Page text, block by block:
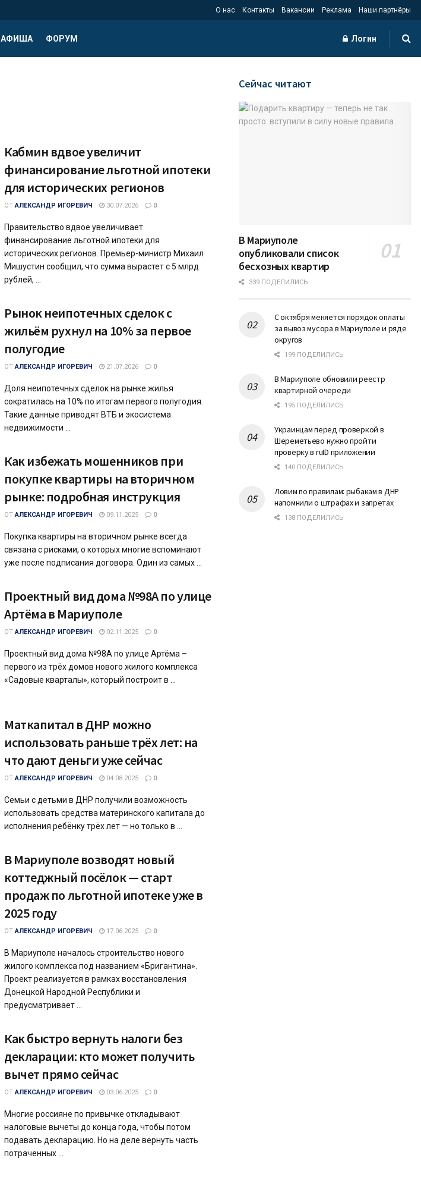
О нас Контакты Вакансии Реклама Наши партнёры
АФИША ФОРУМ Логин
Кабмин вдвое увеличит
финансирование льготной ипотеки
для исторических регионов
ОТ АЛЕКСАНДР ИГОРЕВИЧ 30.07.2026 0
Правительство вдвое увеличивает
финансирование льготной ипотеки для
исторических регионов. Премьер-министр Михаил
Мишустин сообщил, что сумма вырастет с 5 млрд
рублей, ...
Рынок неипотечных сделок с
жильём рухнул на 10% за первое
полугодие
ОТ АЛЕКСАНДР ИГОРЕВИЧ 21.07.2026 0
Доля неипотечных сделок на рынке жилья
сократилась на 10% по итогам первого полугодия.
Такие данные приводят ВТБ и экосистема
недвижимости ...
Как избежать мошенников при
покупке квартиры на вторичном
рынке: подробная инструкция
ОТ АЛЕКСАНДР ИГОРЕВИЧ 09.11.2025 0
Покупка квартиры на вторичном рынке всегда
связана с рисками, о которых многие вспоминают
уже после подписания договора. Один из самых ...
Проектный вид дома №98А по улице
Артёма в Мариуполе
ОТ АЛЕКСАНДР ИГОРЕВИЧ 02.11.2025 0
Проектный вид дома №98А по улице Артёма –
первого из трёх домов нового жилого комплекса
«Садовые кварталы», который построит в ...
Маткапитал в ДНР можно
использовать раньше трёх лет: на
что дают деньги уже сейчас
ОТ АЛЕКСАНДР ИГОРЕВИЧ 04.08.2025 0
Семьи с детьми в ДНР получили возможность
использовать средства материнского капитала до
исполнения ребёнку трёх лет — но только в ...
В Мариуполе возводят новый
коттеджный посёлок — старт
продаж по льготной ипотеке уже в
2025 году
ОТ АЛЕКСАНДР ИГОРЕВИЧ 17.06.2025 0
В Мариуполе началось строительство нового
жилого комплекса под названием «Бригантина».
Проект реализуется в рамках восстановления
Донецкой Народной Республики и
предусматривает ...
Как быстро вернуть налоги без
декларации: кто может получить
вычет прямо сейчас
ОТ АЛЕКСАНДР ИГОРЕВИЧ 03.06.2025 0
Многие россияне по привычке откладывают
налоговые вычеты до конца года, чтобы потом
подавать декларацию. Но на деле вернуть часть
потраченных ...
Сейчас читают
В Мариуполе
опубликовали список
бесхозных квартир
339 ПОДЕЛИЛИСЬ
С октября меняется порядок оплаты
за вывоз мусора в Мариуполе и ряде
округов
199 ПОДЕЛИЛИСЬ
В Мариуполе обновили реестр
квартирной очереди
195 ПОДЕЛИЛИСЬ
Украинцам перед проверкой в
Шереметьево нужно пройти
проверку в ruID приложении
140 ПОДЕЛИЛИСЬ
Ловим по правилам: рыбакам в ДНР
напомнили о штрафах и запретах
138 ПОДЕЛИЛИСЬ